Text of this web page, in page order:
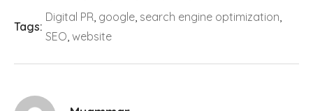
Tags:
Digital PR google search engine optimization
SEO website